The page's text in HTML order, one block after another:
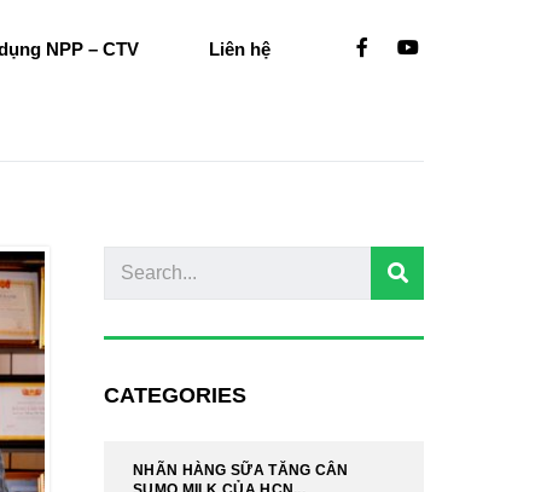
NPP – CTV Liên hệ
CATEGORIES
NHÃN HÀNG SỮA TĂNG CÂN